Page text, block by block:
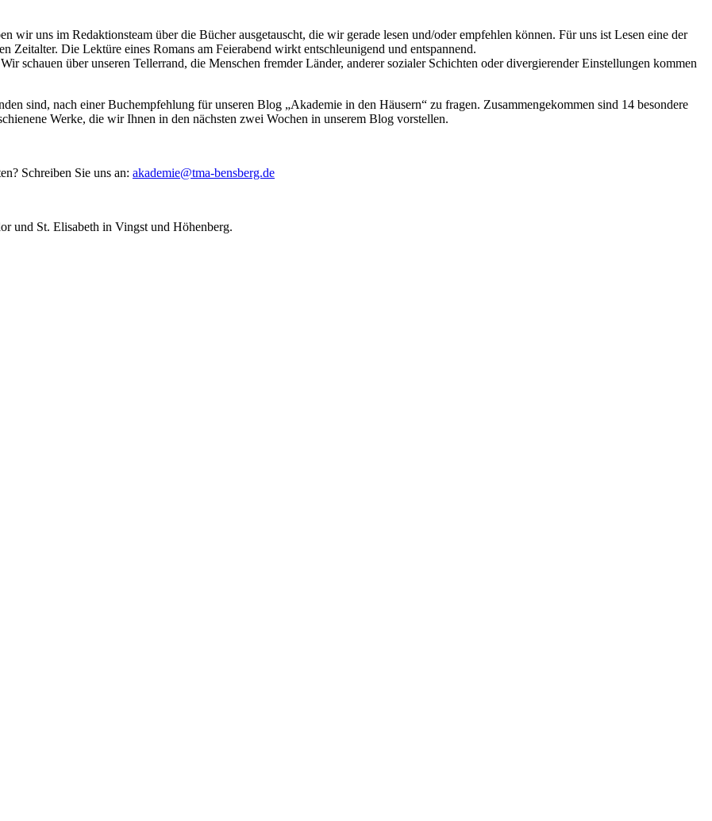
wir uns im Redaktionsteam über die Bücher ausgetauscht, die wir gerade lesen und/oder empfehlen können. Für uns ist Lesen eine der
Zeitalter. Die Lektüre eines Romans am Feierabend wirkt entschleunigend und entspannend.
schauen über unseren Tellerrand, die Menschen fremder Länder, anderer sozialer Schichten oder divergierender Einstellungen kommen
sind, nach einer Buchempfehlung für unseren Blog „Akademie in den Häusern“ zu fragen. Zusammengekommen sind 14 besondere
Werke, die wir Ihnen in den nächsten zwei Wochen in unserem Blog vorstellen.
Schreiben Sie uns an: akademie@tma-bensberg.de
und St. Elisabeth in Vingst und Höhenberg.